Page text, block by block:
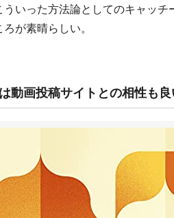
いった方法論としてのキャッ
が素晴らしい。
動画投稿サイトとの相性も